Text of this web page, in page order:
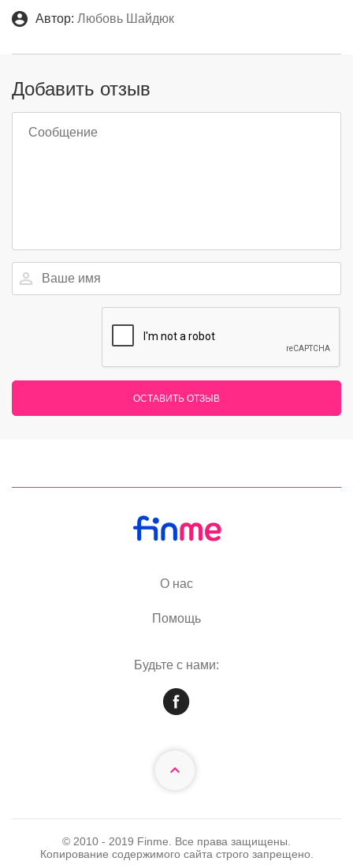
Автор: Любовь Шайдюк
Добавить отзыв
ОСТАВИТЬ ОТЗЫВ
О нас
Помощь
Будьте с нами:
© 2010 - 2019 Finme. Все права защищены.
Копирование содержимого сайта строго запрещено.